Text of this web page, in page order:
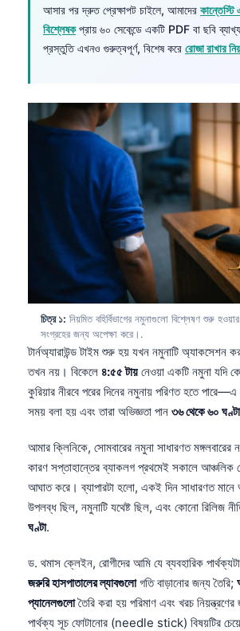
আসার পর দ্রুত প্রেক্ষাপট চাইলে, আমাদের
বিশ্লেষকপ্রায় ৬০ সেকেন্ডে একটি PDF বা ছবি
প্রস্তুতি এখনও গুরুত্বপূর্ণ, বিশেষ করে রোজা রাখার
চিত্র ১: নিয়মিত বহির্বিভাগের নমুনাগুলো বিশ্লেষণ শুরু
সংগ্রহের জন্য অপেক্ষা করে।.
টার্নঅ্যারাউন্ড টাইম শুরু হয় যখন নমুনাটি অ্যাকসেশন
তখন নয়। বিকেলে ৪:৫৫ টায়নেওয়া একটি নমুনা যদি
কুরিয়ার নীরবে পরের দিনের নমুনায় পরিণত হতে
সময় বলা হয় এবং তারা অভিজ্ঞতা পান ৩৬ থেকে ৬০ ঘণ্টা
আমার ক্লিনিকে, সোমবারের নমুনা সাধারণত মঙ্গলবারের
কারণ সপ্তাহান্তের ব্যাকলগ প্রথমেই সকালে আঞ্চলিক
আঘাত করে। ব্যাপারটা হলো, একই দিন সাধারণত মানে
উপলব্ধ ছিল, নমুনাটি যথেষ্ট ছিল, এবং কোনো রিলিজ
ঘণ্টা.
ড. থমাস ক্লেইন, রোগীদের আমি যে ব্যবহারিক
জরুরি হাসপাতালের ল্যাবগুলোগতি বাড়ানোর জন্য তৈরি;
প্যানেলগুলোতৈরি করা হয় পরিমাণ এবং খরচ
পার্থক্য সূচ ফোটানোর (needle stick) বিষয়টির